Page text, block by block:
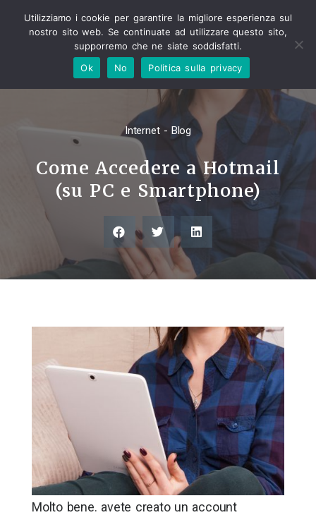
Internet - Blog
Come Accedere a Hotmail
(su PC e Smartphone)
Molto bene. avete creato un account
Utilizziamo i cookie per garantire la migliore esperienza sul
nostro sito web. Se continuate ad utilizzare questo sito,
supporremo che ne siate soddisfatti.
Ok
No Politica sulla privacy